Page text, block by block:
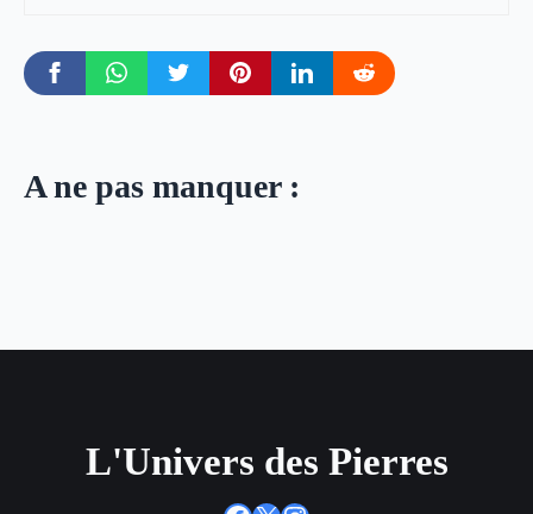
A ne pas manquer :
L'Univers des Pierres